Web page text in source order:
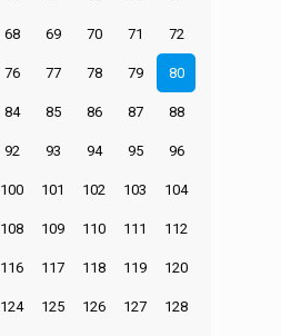
68 69 70 71 72
76 77 78 79 80
84 85 86 87 88
92 93 94 95 96
100 101 102 103 104
108 109 110 111 112
116 117 118 119 120
124 125 126 127 128